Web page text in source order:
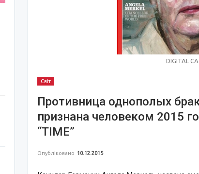
DIGITAL
Світ
Противница однополых
признана человеком 2015
“TIME”
Опубліковано 10.12.2015